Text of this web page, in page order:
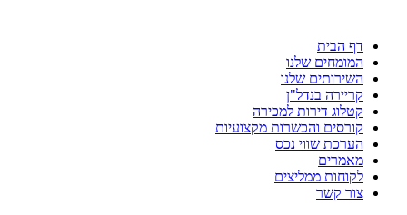
דף הבית
המומחים שלנו
השירותים שלנו
קריירה בנדל"ן
קטלוג דירות למכירה
קורסים והכשרות מקצועיות
הערכת שווי נכס
מאמרים
לקוחות ממליצים
צור קשר